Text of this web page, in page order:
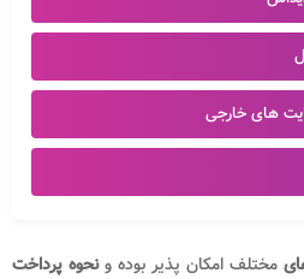
های خارجی
مختلف امکان پذیر بوده و نحوه پرداخت